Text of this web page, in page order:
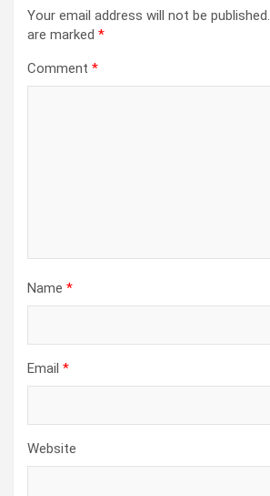
Your email address will not be published.
are marked *
Comment *
Name *
Email *
Website